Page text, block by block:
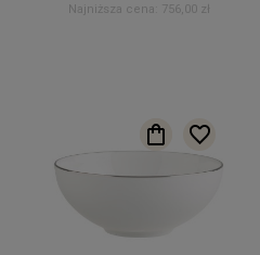
Najniższa cena:
756,00 zł